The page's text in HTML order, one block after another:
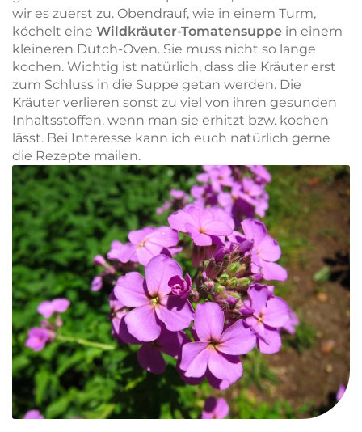
wir es zuerst zu. Obendrauf, wie in einem Turm,
köchelt eine Wildkräuter-Tomatensuppe in einem
kleineren Dutch-Oven. Sie muss nicht so lange
kochen. Wichtig ist natürlich, dass die Kräuter erst
zum Schluss in die Suppe getan werden. Die
Kräuter verlieren sonst zu viel von ihren gesunden
Inhaltsstoffen, wenn man sie erhitzt bzw. kochen
lässt. Bei Interesse kann ich euch natürlich gerne
die Rezepte mailen.